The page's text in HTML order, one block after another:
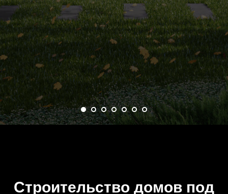
Строительство домов под